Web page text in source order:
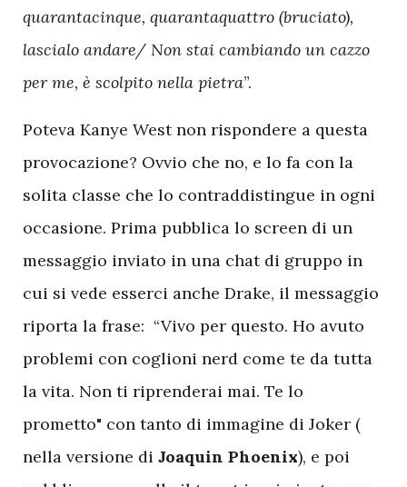
quarantacinque, quarantaquattro (bruciato),
lascialo andare/ Non stai cambiando un cazzo
per me, è scolpito nella pietra”.
Poteva Kanye West non rispondere a questa
provocazione? Ovvio che no, e lo fa con la
solita classe che lo contraddistingue in ogni
occasione. Prima pubblica lo screen di un
messaggio inviato in una chat di gruppo in
cui si vede esserci anche Drake, il messaggio
riporta la frase: “Vivo per questo. Ho avuto
problemi con coglioni nerd come te da tutta
la vita. Non ti riprenderai mai. Te lo
prometto" con tanto di immagine di Joker (
nella versione di Joaquin Phoenix), e poi